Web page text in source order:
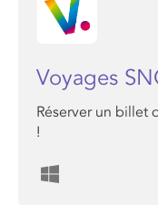
Voyages
Réserver un billet
!